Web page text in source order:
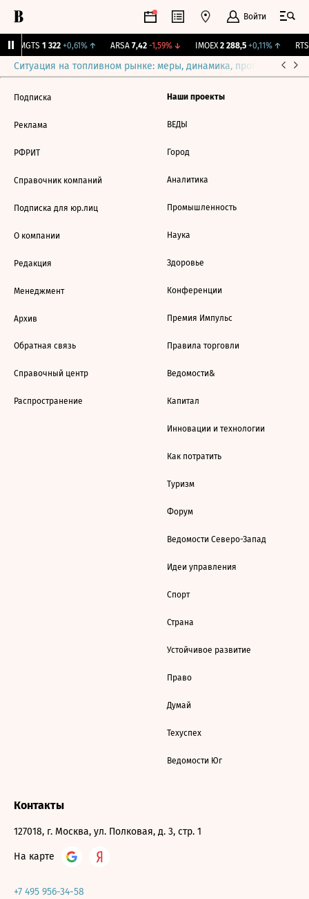
Войти
MGTS 1 322 +0,61%↑ ARSA 7,42 -1,59%↓ IMOEX 2 288,5 +0,11%↑ RTSI
Ситуация на топливном рынке: меры, динамика, прогнозы
Подписка
Реклама
РФРИТ
Справочник компаний
Подписка для юр.лиц
О компании
Редакция
Менеджмент
Архив
Обратная связь
Справочный центр
Распространение
Наши проекты
ВЕДЫ
Город
Аналитика
Промышленность
Наука
Здоровье
Конференции
Премия Импульс
Правила торговли
Ведомости&
Капитал
Инновации и технологии
Как потратить
Туризм
Форум
Ведомости Северо-Запад
Идеи управления
Спорт
Страна
Устойчивое развитие
Право
Думай
Техуспех
Ведомости Юг
Контакты
127018, г. Москва, ул. Полковая, д. 3, стр. 1
На карте
+7 495 956-34-58